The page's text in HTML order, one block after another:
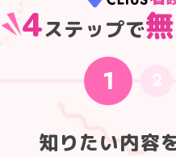
4ステップで
1 2
知りたい内容